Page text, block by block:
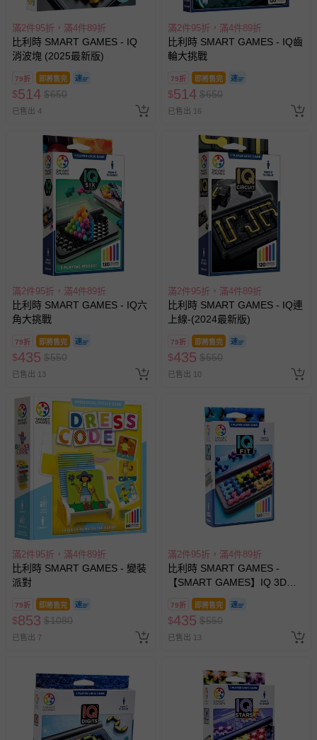
滿2件95折，滿4件89折
比利時 SMART GAMES - IQ
消波塊 (2025最新版)
79折 即將售完
$514 $650
已售出 4
滿2件95折，滿4件89折
比利時 SMART GAMES - IQ齒
輪大挑戰
79折 即將售完
$514 $650
已售出 16
滿2件95折，滿4件89折
比利時 SMART GAMES - IQ六
角大挑戰
79折 即將售完
$435 $550
已售出 13
滿2件95折，滿4件89折
比利時 SMART GAMES - IQ連
上線-(2024最新版)
79折 即將售完
$435 $550
已售出 10
滿2件95折，滿4件89折
比利時 SMART GAMES - 變裝
派對
79折 即將售完
$853 $1080
已售出 7
滿2件95折，滿4件89折
比利時 SMART GAMES -
【SMART GAMES】IQ 3D大
79折 即將售完
$435 $550
已售出 13